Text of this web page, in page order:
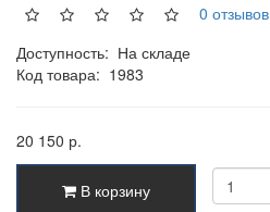
0 отзывов
Доступность: На складе
Код товара: 1983
20 150 р.
В корзину